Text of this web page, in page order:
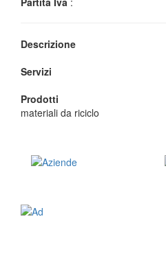
Descrizione
Servizi
Prodotti
materiali da riciclo